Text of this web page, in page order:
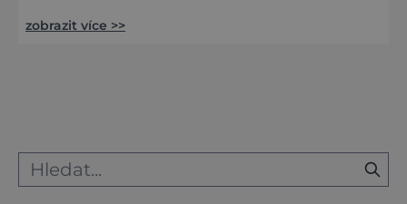
zpestřením milostných hrátek a často
březen láká k očistě organismu a po
uvolnění po zimních mě
zobrazit více >>